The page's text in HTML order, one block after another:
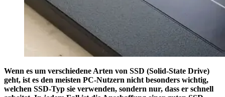
Wenn es um verschiedene Arten von SSD (Solid-State Drive)
geht, ist es den meisten PC-Nutzern nicht besonders wichtig,
welchen SSD-Typ sie verwenden, sondern nur, dass er schnell